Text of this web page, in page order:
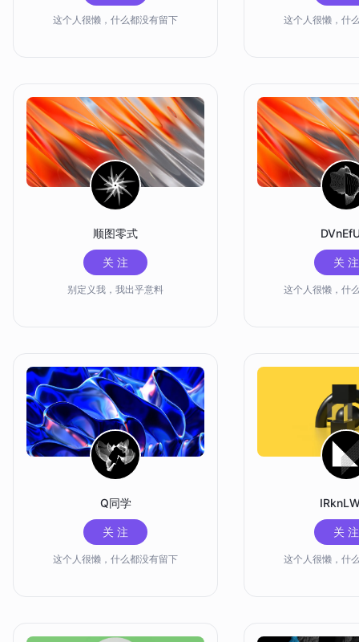
这个人很懒，什么都没有留下 这个人很懒，什
顺图零式
关 注
别定义我，我出乎意料
关 注
这个人很懒，什
Q同学
关 注
这个人很懒，什么都没有留下
关 注
这个人很懒，什